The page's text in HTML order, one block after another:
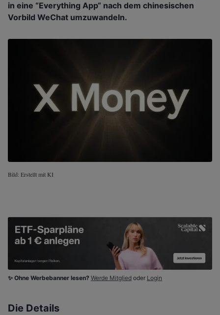
in eine “Everything App“ nach dem chinesischen
Vorbild WeChat umzuwandeln.
Bild: Erstellt mit KI
✨ Ohne Werbebanner lesen? Werde Mitglied oder Login
Die Details